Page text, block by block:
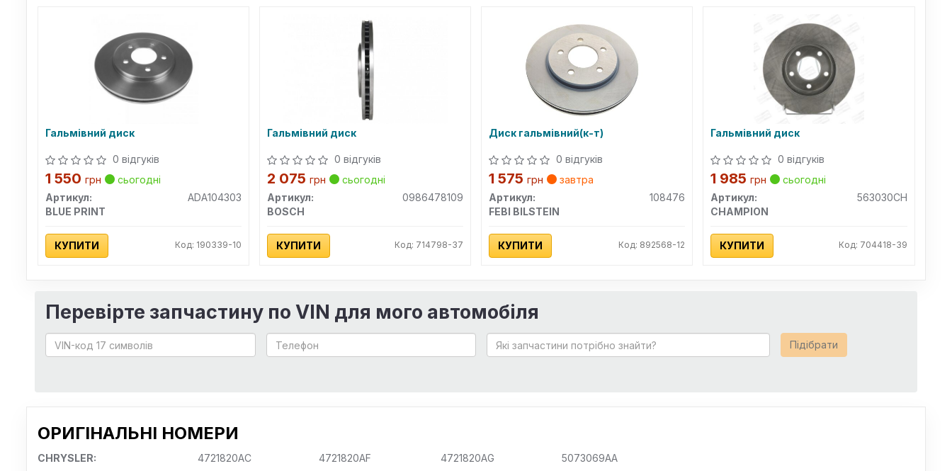
Гальмівний диск
0 відгуків
1 550 грн
сьогодні
Артикул:
ADA104303
BLUE PRINT
КУПИТИ Код: 190339-10
Гальмівний диск
0 відгуків
2 075 грн
сьогодні
Артикул:
0986478109
BOSCH
КУПИТИ Код: 714798-37
Диск гальмівний(к-т)
0 відгуків
1 575 грн
завтра
Артикул:
108476
FEBI BILSTEIN
КУПИТИ Код: 892568-12
Гальмівний диск
0 відгуків
1 985грн
сьогодні
Артикул:
563030CH
CHAMPION
КУПИТИ Код: 704418-39
Перевірте запчастину по VIN для мого автомобіля
Підібрати
ОРИГІНАЛЬНІ НОМЕРИ
CHRYSLER: 4721820AC 4721820AF 4721820AG 5073069AA